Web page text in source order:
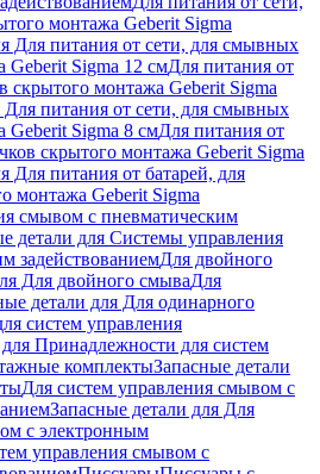
монтажа Geberit Sigma
Для питания от сети, для смывных
Geberit Sigma 12 смДля питания от
скрытого монтажа Geberit Sigma
Для питания от сети, для смывных
Geberit Sigma 8 смДля питания от
скрытого монтажа Geberit Sigma
Для питания от батарей, для
монтажа Geberit Sigma
смывом с пневматическим
детали для Системы управления
задействованиемДля двойного
Для двойного смываДля
детали для Для одинарного
систем управления
Принадлежности для систем
комплектыЗапасные детали
Для систем управления смывом с
Запасные детали для Для
с электронным
управления смывом с